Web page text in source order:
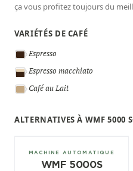
ça vous profitez toujours du
VARIÉTÉS DE CAFÉ
Espresso
Espresso macchiato
Café au Lait
ALTERNATIVES À WMF 5000
± 250/jour
MACHINE AUTOMATIQUE
WMF 5000S